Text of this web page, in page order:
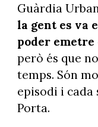
Guàrdia
la gent es va
poder
però és que
temps. Són
episodi i cada
Porta.